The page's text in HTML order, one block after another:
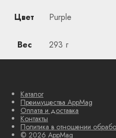
Цвет Purple
Вес 293 г
Каталог
Преимущества AppMag
Оплата и доставка
Контакты
Политика в отношении
© 2026 AppMag